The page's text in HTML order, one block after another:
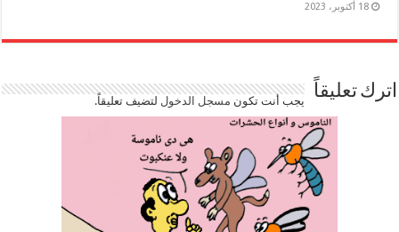
18 أكتوبر، 2023
اترك تعليقاً يجب أنت تكون مسجل الدخوللتضيف تعليقاً.